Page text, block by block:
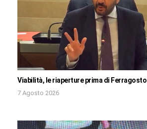
Viabilità, le riaperture prima di Ferragosto
7 Agosto 2026